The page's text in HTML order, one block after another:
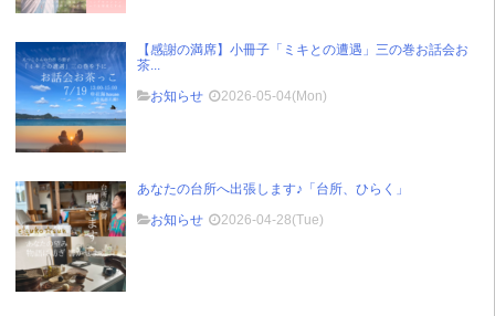
【感謝の満席】小冊子「ミキとの遭遇」三の巻お話会お
茶...
お知らせ
2026-05-04(Mon)
あなたの台所へ出張します♪「台所、ひらく」
お知らせ
2026-04-28(Tue)